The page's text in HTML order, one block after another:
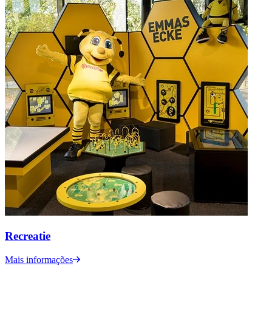
Recreatie
Mais informações